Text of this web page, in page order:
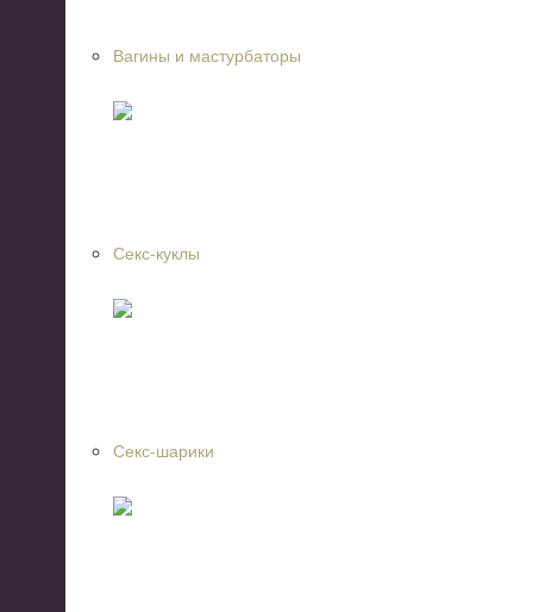
Вагины и мастурбаторы
Секс-куклы
Секс-шарики